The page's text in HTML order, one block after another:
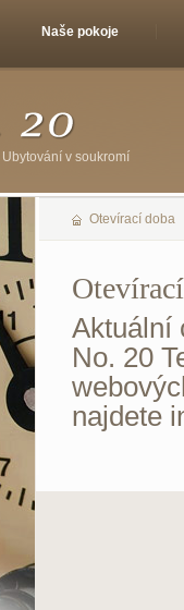
Naše pokoje
Ubytování v soukromí
Otevírací doba
Aktuální
No. 20
najdete